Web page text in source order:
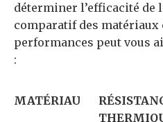
déterminer l’efficacité de
comparatif des matériaux
performances peut vous
:
MATÉRIAU